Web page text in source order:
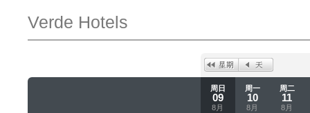
Verde Hotels
周日
09
8月
周一
10
8月
周二
11
8月